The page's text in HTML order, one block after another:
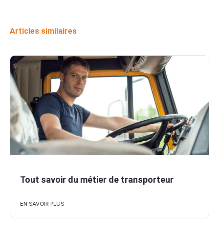
Articles similaires
Tout savoir du métier de transporteur
EN SAVOIR PLUS